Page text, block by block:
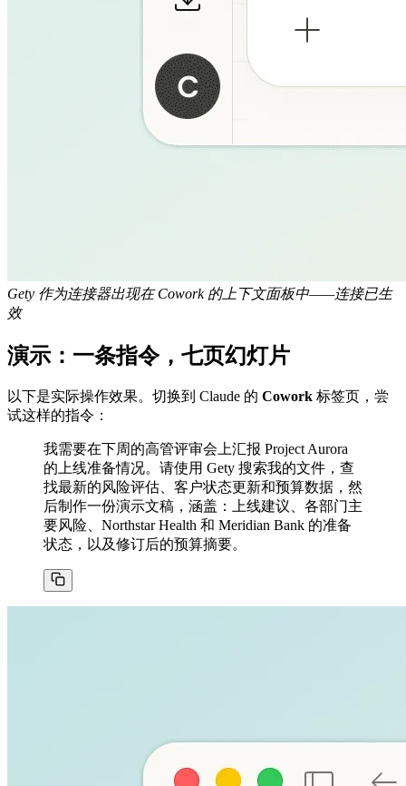
Gety 作为连接器出现在 Cowork 的上下文面板中——连接已生
效
演示：一条指令，七页幻灯片
以下是实际操作效果。切换到 Claude 的 Cowork 标签页，尝
试这样的指令：
我需要在下周的高管评审会上汇报 Project Aurora
的上线准备情况。请使用 Gety 搜索我的文件，查
找最新的风险评估、客户状态更新和预算数据，然
后制作一份演示文稿，涵盖：上线建议、各部门主
要风险、Northstar Health 和 Meridian Bank 的准备
状态，以及修订后的预算摘要。